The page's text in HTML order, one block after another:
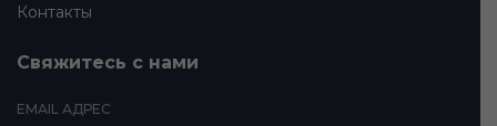
Контакты
Свяжитесь с нами
EMAIL АДРЕС